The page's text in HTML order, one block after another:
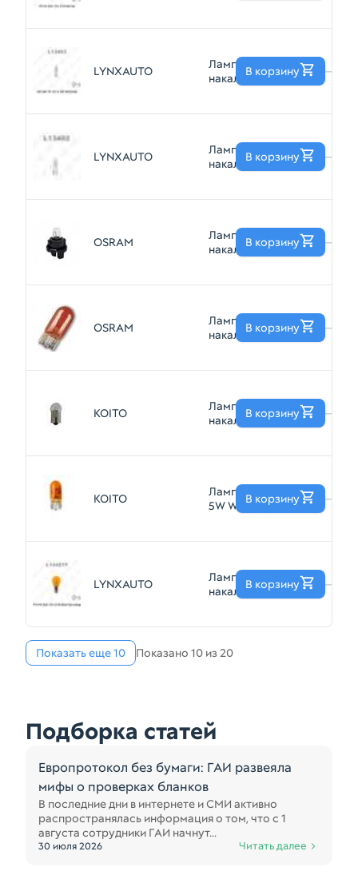
LYNXAUTO
Лампа
накаливания
—
В корзину
LYNXAUTO
Лампа
накаливания
—
В корзину
OSRAM
Лампа
накаливания 1.2W
—
В корзину
OSRAM
Лампа
накаливания
—
В корзину
KOITO
Лампа
накаливания R5W
—
В корзину
KOITO
Лампа WY5W 12V
5W W2,1x9,5d
—
В корзину
LYNXAUTO
Лампа
накаливания
—
В корзину
Показать еще 10 Показано 10 из 20
Подборка статей
Европротокол без бумаги: ГАИ развеяла
мифы о проверках бланков
В последние дни в интернете и СМИ активно
распространялась информация о том, что с 1
августа сотрудники ГАИ начнут...
30 июля 2026 Читать далее